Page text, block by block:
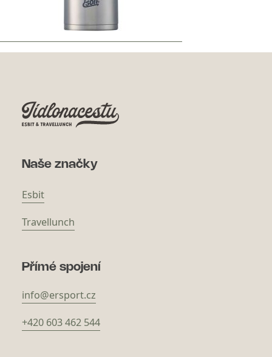
Naše značky
Esbit
Travellunch
Přímé spojení
info@ersport.cz
+420 603 462 544